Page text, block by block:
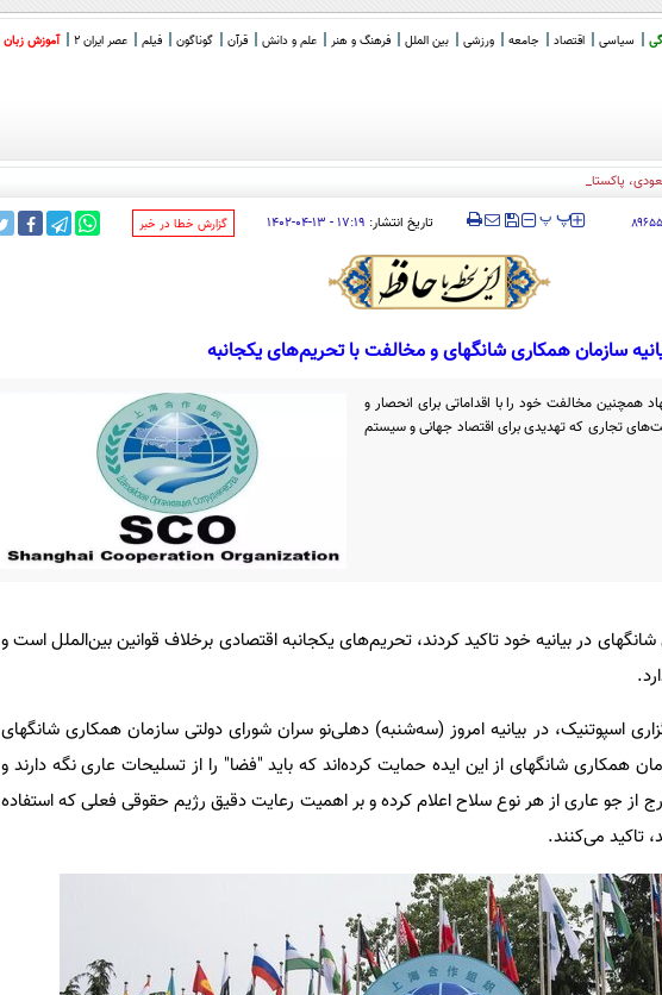
سیاسی اقتصاد جامعه ورزشی بین الملل فرهنگ و هنر علم و دانش قرآن گوناگون فیلم عصر ایران 2 آموزش زبان
پاکستان و ترکیه
‍‍‍ پپ تاریخ انتشار: ۱۷:۱۹ - ۱۳-۰۴-۱۴۰۲ ‌گزارش خطا در خبر
سازمان همکاری شانگهای و مخالفت با تحریم‌های یکجانبه
همچنین مخالفت خود را با اقداماتی برای انحصار و
تجاری که تهدیدی برای اقتصاد جهانی و سیستم
در بیانیه خود تاکید کردند، تحریم‌های یکجانبه اقتصادی برخلاف قوانین بین‌الملل است و
اسپوتنیک، در بیانیه امروز (سه‌شنبه) دهلی‌نو سران شورای دولتی سازمان همکاری شانگهای
شانگهای از این ایده حمایت کرده‌اند که باید "فضا" را از تسلیحات عاری نگه دارند و
از جو عاری از هر نوع سلاح اعلام کرده و بر اهمیت رعایت دقیق رژیم حقوقی فعلی که استفاده
تاکید می‌کنند.